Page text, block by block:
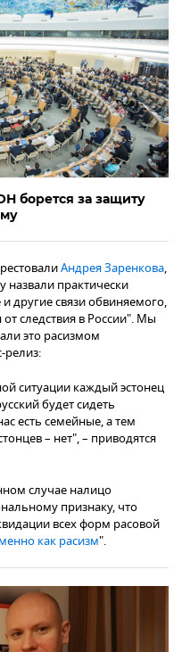
борется за защиту
Андрея Заренкова,
назвали практически
другие связи обвиняемого,
от следствия в России". Мы
это расизмом
релиз:
ситуации каждый эстонец
будет сидеть
есть семейные, а тем
– нет", – приводятся
случае налицо
признаку, что
всех форм расовой
как расизм".